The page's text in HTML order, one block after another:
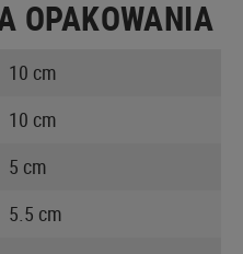
OPAKOWANIA
10 cm
10 cm
5 cm
5.5 cm